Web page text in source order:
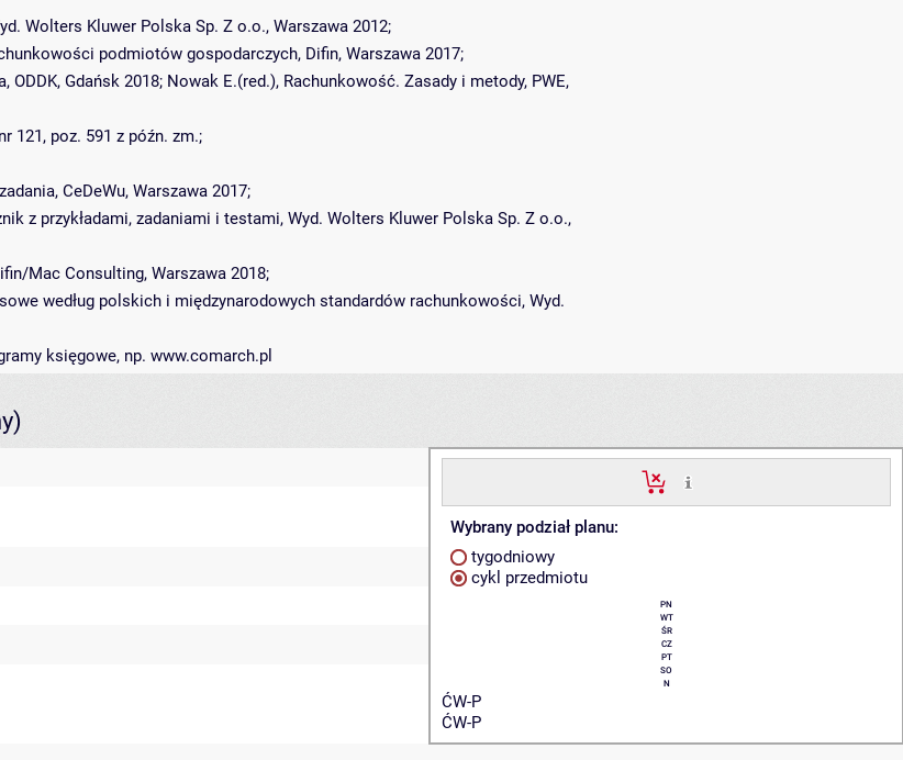
Wolters Kluwer Polska Sp. Z o.o., Warszawa 2012;
podmiotów gospodarczych, Difin, Warszawa 2017;
Gdańsk 2018; Nowak E.(red.), Rachunkowość. Zasady i metody, PWE,
121, poz. 591 z późn. zm.;
CeDeWu, Warszawa 2017;
z przykładami, zadaniami i testami, Wyd. Wolters Kluwer Polska Sp. Z o.o.,
Mac Consulting, Warszawa 2018;
według polskich i międzynarodowych standardów rachunkowości, Wyd.
księgowe, np. www.comarch.pl
Wybrany podział planu:
tygodniowy
cykl przedmiotu
PN
WT
ŚR
CZ
PT
SO
N
ĆW-P
ĆW-P